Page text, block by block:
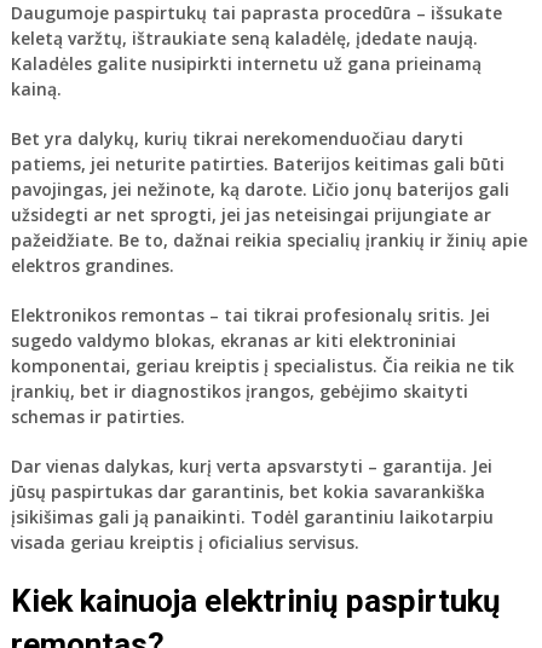
Daugumoje paspirtukų tai paprasta procedūra – išsukate
keletą varžtų, ištraukiate seną kaladėlę, įdedate naują.
Kaladėles galite nusipirkti internetu už gana prieinamą
kainą.
Bet yra dalykų, kurių tikrai nerekomenduočiau daryti
patiems, jei neturite patirties. Baterijos keitimasgali būti
pavojingas, jei nežinote, ką darote. Ličio jonų baterijos gali
užsidegti ar net sprogti, jei jas neteisingai prijungiate ar
pažeidžiate. Be to, dažnai reikia specialių įrankių ir žinių apie
elektros grandines.
Elektronikos remontas– tai tikrai profesionalų sritis. Jei
sugedo valdymo blokas, ekranas ar kiti elektroniniai
komponentai, geriau kreiptis į specialistus. Čia reikia ne tik
įrankių, bet ir diagnostikos įrangos, gebėjimo skaityti
schemas ir patirties.
Dar vienas dalykas, kurį verta apsvarstyti – garantija. Jei
jūsų paspirtukas dar garantinis, bet kokia savarankiška
įsikišimas gali ją panaikinti. Todėl garantiniu laikotarpiu
visada geriau kreiptis į oficialius servisus.
Kiek kainuoja elektrinių paspirtukų